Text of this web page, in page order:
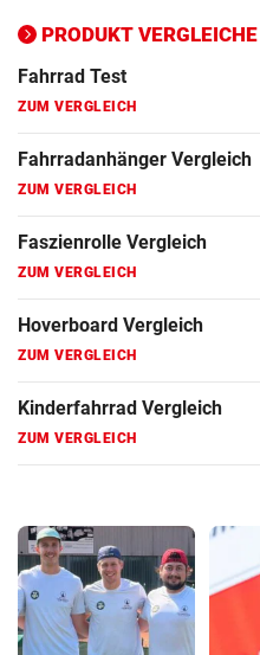
PRODUKT VERGLEICHE
ZUM VERGLEICH
Fahrrad Test
ZUM VERGLEICH
Fahrradanhänger Vergleich
ZUM VERGLEICH
Faszienrolle Vergleich
ZUM VERGLEICH
Hoverboard Vergleich
ZUM VERGLEICH
Kinderfahrrad Vergleich
ZUM VERGLEICH